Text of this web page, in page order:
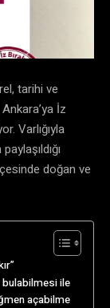
tarihi ve
İz
Varlığıyla
doğan ve
ile
açabilme